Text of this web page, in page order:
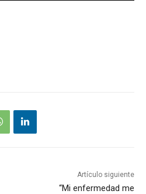
Artículo siguiente
“Mi enfermedad me